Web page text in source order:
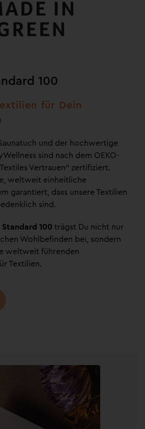
100
für Dein
und der hochwertige
sind nach dem OEKO-
Vertrauen“ zertifiziert.
weltweit einheitliche
garantiert, dass unsere Textilien
sind.
Standard 100 trägst Du nicht nur
Wohlbefinden bei, sondern
weltweit führenden
Textilien.